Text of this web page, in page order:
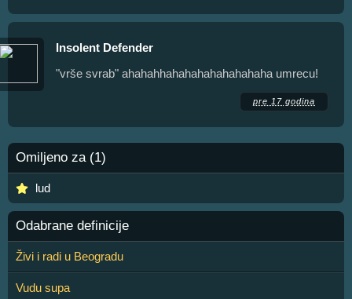
Insolent Defender
"vrše svrab" ahahahhahahahahahahahaha umrecu!
pre 17 godina
Omiljeno za (1)
lud
Odabrane definicije
Živi i radi u Beogradu
Vudu supa